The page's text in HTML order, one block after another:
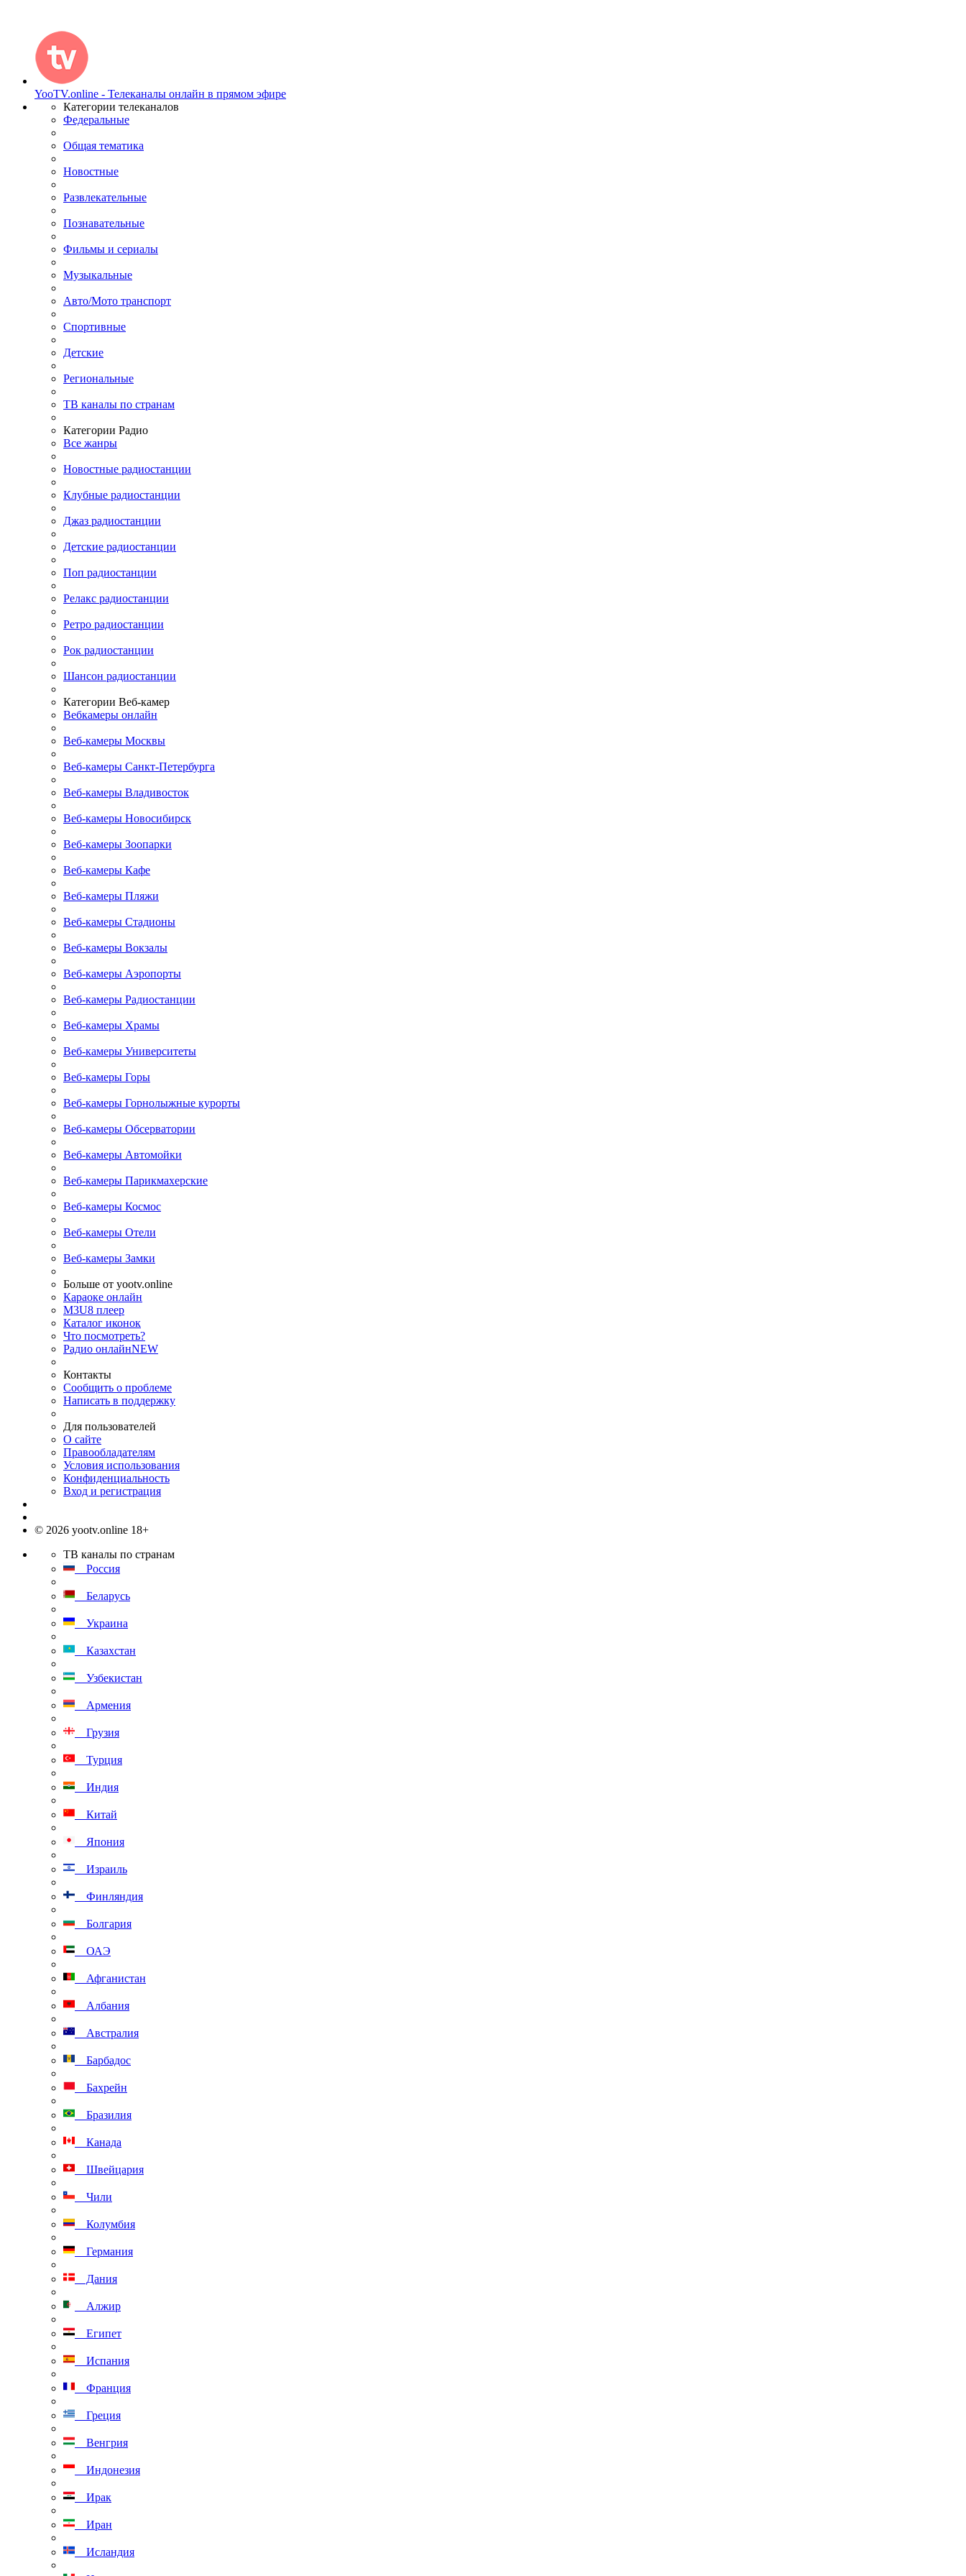
YooTV.online - Телеканалы онлайн в прямом эфире
Категории телеканалов
Федеральные
Общая тематика
Новостные
Развлекательные
Познавательные
Фильмы и сериалы
Музыкальные
Авто/Мото транспорт
Спортивные
Детские
Региональные
ТВ каналы по странам
Категории Радио
Все жанры
Новостные радиостанции
Клубные радиостанции
Джаз радиостанции
Детские радиостанции
Поп радиостанции
Релакс радиостанции
Ретро радиостанции
Рок радиостанции
Шансон радиостанции
Категории Веб-камер
Вебкамеры онлайн
Веб-камеры Москвы
Веб-камеры Санкт-Петербурга
Веб-камеры Владивосток
Веб-камеры Новосибирск
Веб-камеры Зоопарки
Веб-камеры Кафе
Веб-камеры Пляжи
Веб-камеры Стадионы
Веб-камеры Вокзалы
Веб-камеры Аэропорты
Веб-камеры Радиостанции
Веб-камеры Храмы
Веб-камеры Университеты
Веб-камеры Горы
Веб-камеры Горнолыжные курорты
Веб-камеры Обсерватории
Веб-камеры Автомойки
Веб-камеры Парикмахерские
Веб-камеры Космос
Веб-камеры Отели
Веб-камеры Замки
Больше от yootv.online
Караоке онлайн
M3U8 плеер
Каталог иконок
Что посмотреть?
Радио онлайнNEW
Контакты
Сообщить о проблеме
Написать в поддержку
Для пользователей
О сайте
Правообладателям
Условия использования
Конфиденциальность
Вход и регистрация
© 2026 yootv.online 18+
ТВ каналы по странам
Россия
Беларусь
Украина
Казахстан
Узбекистан
Армения
Грузия
Турция
Индия
Китай
Япония
Израиль
Финляндия
Болгария
ОАЭ
Афганистан
Албания
Австралия
Барбадос
Бахрейн
Бразилия
Канада
Швейцария
Чили
Колумбия
Германия
Дания
Алжир
Египет
Испания
Франция
Греция
Венгрия
Индонезия
Ирак
Иран
Исландия